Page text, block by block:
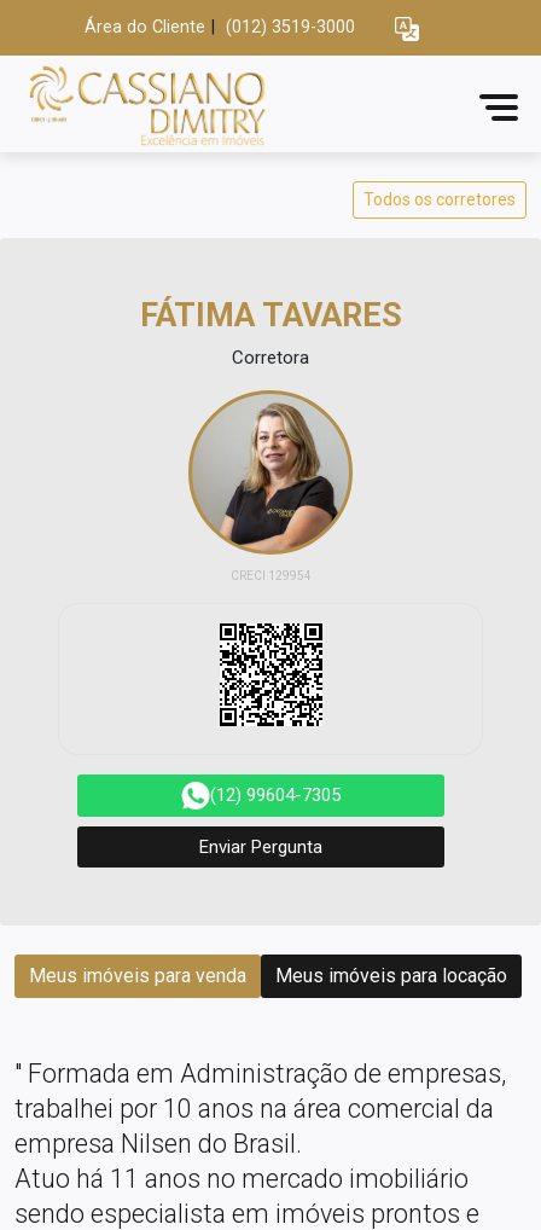
Área do Cliente (012) 3519-3000
Todos os corretores
FÁTIMA TAVARES
Corretora
CRECI 129954
(12) 99604-7305
Enviar Pergunta
Meus imóveis para venda Meus imóveis para locação
" Formada em Administração de empresas,
trabalhei por 10 anos na área comercial da
empresa Nilsen do Brasil.
Atuo há 11 anos no mercado imobiliário
sendo especialista em imóveis prontos e